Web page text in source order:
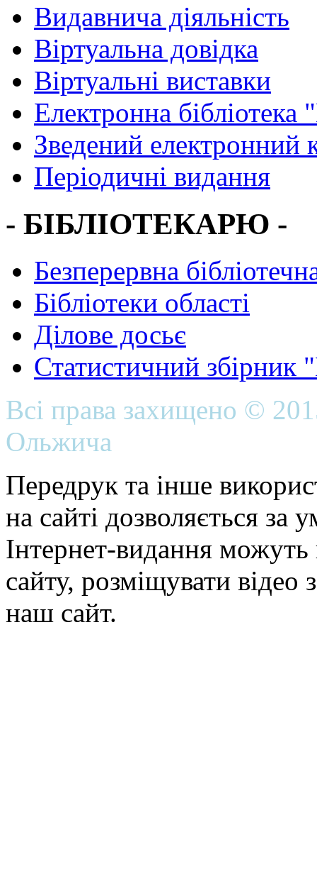
Видавнича діяльність
Віртуальна довідка
Віртуальні виставки
Електронна
Зведений електронний
Періодичні видання
- БІБЛІОТЕКАРЮ -
Безперервна
Бібліотеки області
Ділове досьє
Статистичний
Всі права захищено ©
Ольжича
Передрук та інше
на сайті дозволяється
Інтернет-видання можуть
сайту, розміщувати відео
наш сайт.